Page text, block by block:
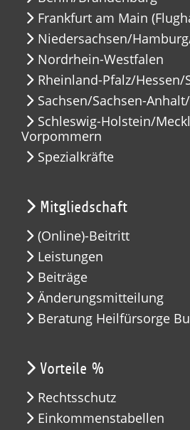
Frankfurt am Main
Niedersachsen/
Nordrhein-Westfalen
Rheinland-Pfalz/Hessen/
Sachsen/Sachsen-
Schleswig-Holstein/
Vorpommern
Spezialkräfte
Mitgliedschaft
(Online)-Beitritt
Leistungen
Beiträge
Änderungsmitteilung
Beratung Heilfürsorge
Vorteile %
Rechtsschutz
Einkommenstabellen